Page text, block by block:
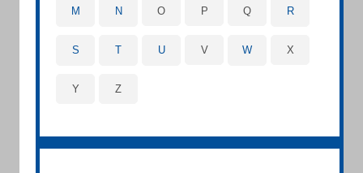
M N O P Q R
S T U V W X
Y Z